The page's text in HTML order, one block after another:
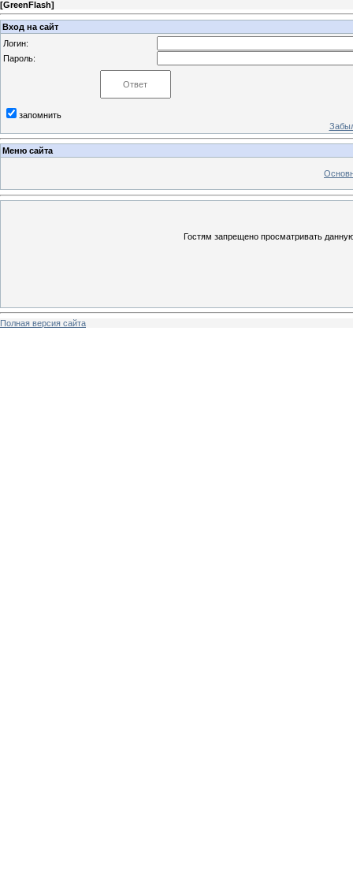
[GreenFlash]
Вход на сайт
Логин:
Пароль:
запомнить
Меню сайта
Гостям запрещено просматривать
Полная версия сайта